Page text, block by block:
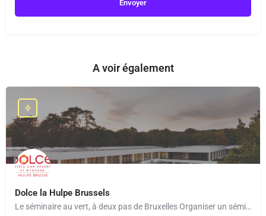
A voir également
Dolce la Hulpe Brussels
Le séminaire au vert, à deux pas de Bruxelles Organiser un séminaire au Dolce La Hulpe Brussels, c’est…